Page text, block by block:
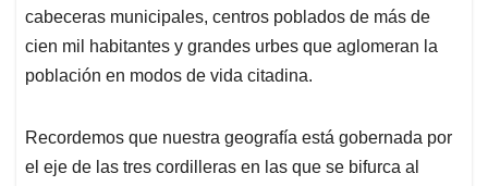
cabeceras municipales, centros poblados de más de
cien mil habitantes y grandes urbes que aglomeran la
población en modos de vida citadina.
Recordemos que nuestra geografía está gobernada por
el eje de las tres cordilleras en las que se bifurca al